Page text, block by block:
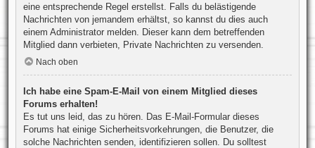
eine entsprechende Regel erstellst. Falls du belästigende
Nachrichten von jemandem erhältst, so kannst du dies auch
einem Administrator melden. Dieser kann dem betreffenden
Mitglied dann verbieten, Private Nachrichten zu versenden.
Nach oben
Ich habe eine Spam-E-Mail von einem Mitglied dieses
Forums erhalten!
Es tut uns leid, das zu hören. Das E-Mail-Formular dieses
Forums hat einige Sicherheitsvorkehrungen, die Benutzer, die
solche Nachrichten senden, identifizieren sollen. Du solltest